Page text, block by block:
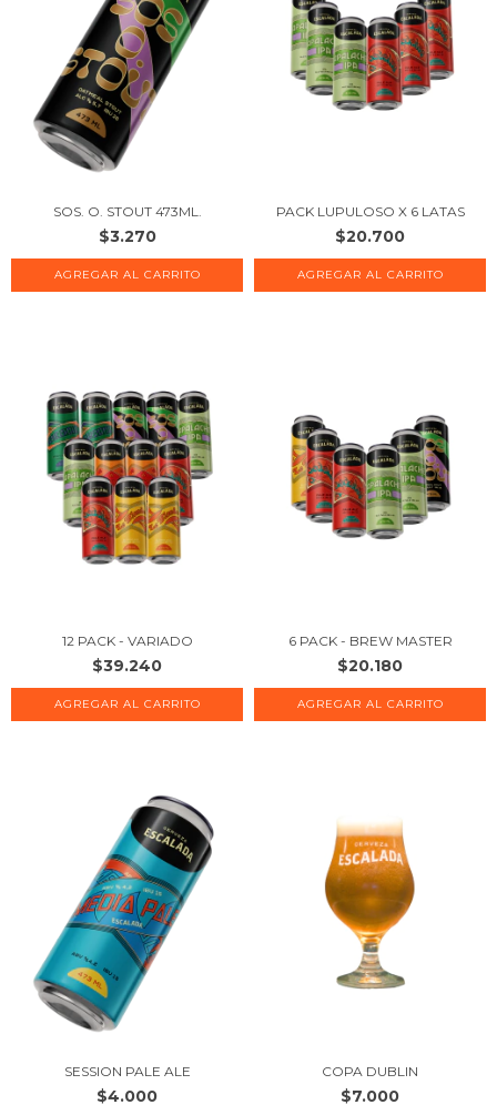
SOS. O. STOUT 473ML.
$3.270
PACK LUPULOSO X 6 LATAS
$20.700
12 PACK - VARIADO
$39.240
6 PACK - BREW MASTER
$20.180
SESSION PALE ALE
$4.000
COPA DUBLIN
$7.000